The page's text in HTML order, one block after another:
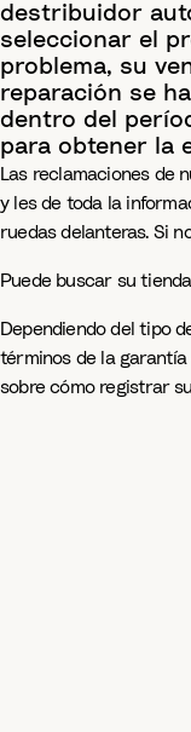
e
n
t
destribuidor
seleccionar el
problema, su
reparación se
dentro del
para obtener la
Las reclamaciones de
y les de toda la
ruedas delanteras. Si
Puede buscar su
Dependiendo del tipo
términos de la garantía
sobre cómo registrar